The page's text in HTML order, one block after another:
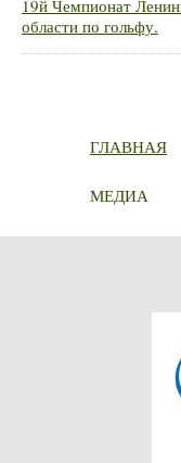
19й Чемпионат
области по гольфу.
ГЛАВНАЯ
МЕДИА